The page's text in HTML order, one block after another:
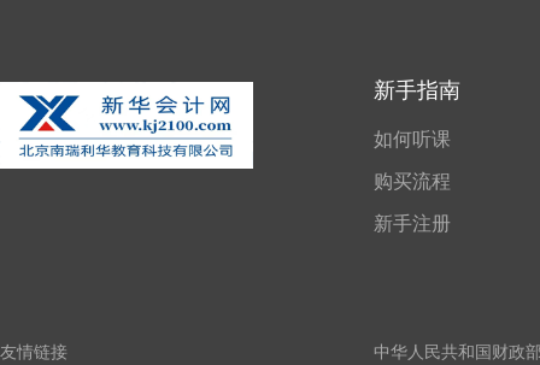
新手指南
如何听课
购买流程
新手注册
友情链接
中华人民共和国财政